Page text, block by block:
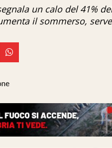
un calo del 41%
il sommerso,